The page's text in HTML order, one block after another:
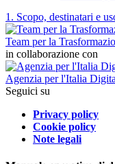
1. Scopo, destinatari e
Team per la
in collaborazione con
Agenzia per l'Italia
Seguici su
Privacy policy
Cookie policy
Note legali